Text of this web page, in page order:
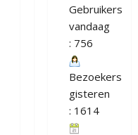
Gebruikers
vandaag
: 756
Bezoekers
gisteren
: 1614